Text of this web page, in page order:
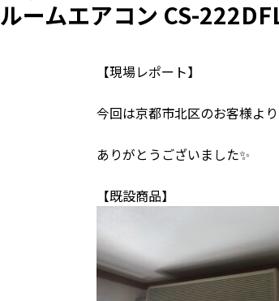
ルームエアコン CS-
【現場レポート】
今回は京都市北区のお客様よ
ありがとうございました✨
【既設商品】